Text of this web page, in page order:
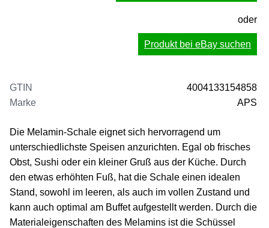
oder
Produkt bei eBay suchen
GTIN
4004133154858
Marke
APS
Die Melamin-Schale eignet sich hervorragend um
unterschiedlichste Speisen anzurichten. Egal ob frisches
Obst, Sushi oder ein kleiner Gruß aus der Küche. Durch
den etwas erhöhten Fuß, hat die Schale einen idealen
Stand, sowohl im leeren, als auch im vollen Zustand und
kann auch optimal am Buffet aufgestellt werden. Durch die
Materialeigenschaften des Melamins ist die Schüssel